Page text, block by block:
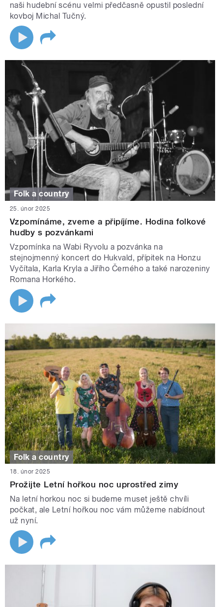
naši hudební scénu velmi předčasně opustil poslední
kovboj Michal Tučný.
Folk a country
25. únor 2025
Vzpomínáme, zveme a připíjíme. Hodina folkové
hudby s pozvánkami
Vzpomínka na Wabi Ryvolu a pozvánka na
stejnojmenný koncert do Hukvald, přípitek na Honzu
Vyčítala, Karla Kryla a Jiřího Černého a také narozeniny
Romana Horkého.
Folk a country
18. únor 2025
Prožijte Letní hořkou noc uprostřed zimy
Na letní horkou noc si budeme muset ještě chvíli
počkat, ale Letní hořkou noc vám můžeme nabídnout
už nyní.